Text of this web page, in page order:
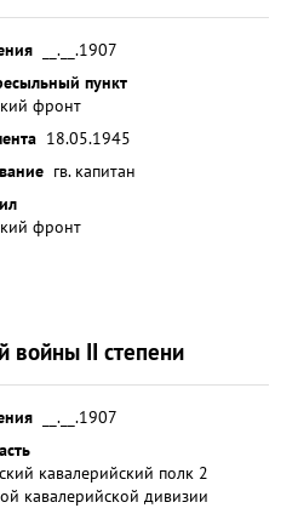
__.__.1907
пункт
фронт
18.05.1945
гв. капитан
фронт
войны II степени
__.__.1907
кавалерийский полк 2
кавалерийской дивизии